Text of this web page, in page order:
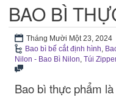
BAO BÌ
Tháng Mười Một 23, 2024
Bao bì bế cắt định hình,
Nilon - Bao Bì Nilon, Túi Zipper
Bao bì thực phẩm